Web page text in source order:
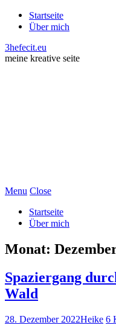
Startseite
Über mich
3hefecit.eu
meine kreative seite
Menu Close
Startseite
Über mich
Monat:
Spaziergang
Wald
28. Dezember 2022Heike 6